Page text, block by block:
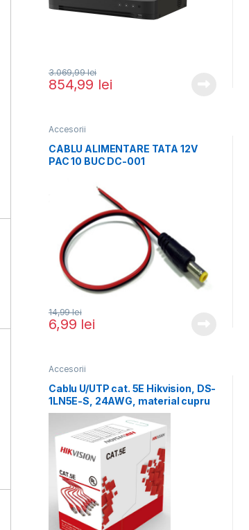
854,99 lei
3.069,99lei
Accesorii
CABLU ALIMENTARE TATA 12V
PAC 10 BUC DC-001
6,99 lei
14,99lei
Accesorii
Cablu U/UTP cat. 5E Hikvision, DS-
1LN5E-S, 24AWG, material cupru
integral,